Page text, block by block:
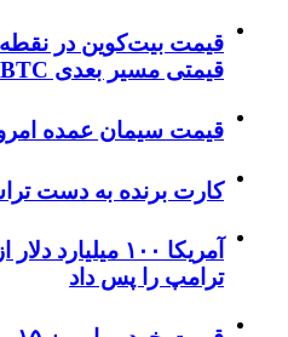
قیمت بیت‌کوین در
قیمتی مسیر بعدی BTC را تعیین می‌کنند؟
قیمت سیمان عمده امروز ۱۵ مرداد ۱۴۰۵ +
کارت برنده به دست
آمریکا ۱۰۰
ترامپ را پس داد